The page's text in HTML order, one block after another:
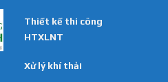
Thiết kế thi công
HTXLNT
Xử lý khí thải